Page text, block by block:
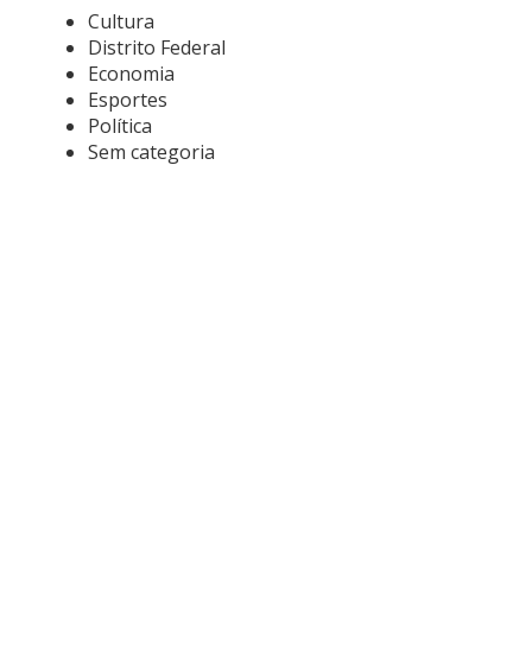
Cultura
Distrito Federal
Economia
Esportes
Política
Sem categoria